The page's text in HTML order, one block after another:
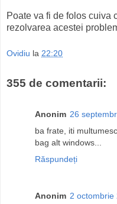
Poate va fi de folos cuiva
rezolvarea acestei
Ovidiu la 22:20
355 de comentarii:
Anonim 26
ba frate, iti
bag alt windows...
Răspundeți
Anonim 2 octombrie